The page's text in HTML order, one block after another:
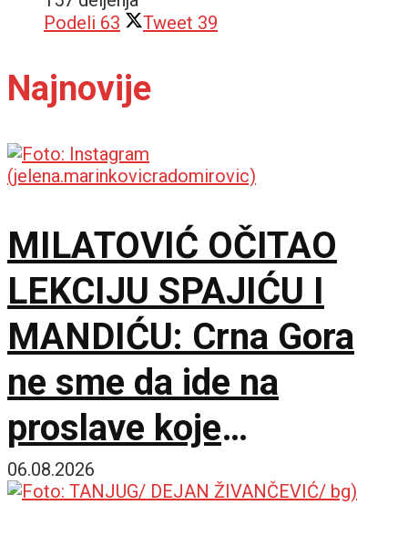
Podeli 63 Tweet 39
Najnovije
MILATOVIĆ OČITAO
LEKCIJU SPAJIĆU I
MANDIĆU: Crna Gora
ne sme da ide na
proslave koje
vaskrsavaju bol i
06.08.2026